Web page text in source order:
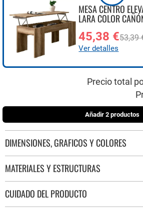
MESA CENTRO
LARA COLOR
45,38 €53,39
Ver detalles
Precio total
Añadir 2 productos
DIMENSIONES, GRAFICOS Y COLORES
MATERIALES Y ESTRUCTURAS
CUIDADO DEL PRODUCTO